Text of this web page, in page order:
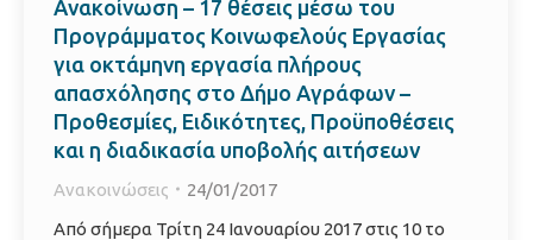
Ανακοίνωση – 17 θέσεις μέσω του
Προγράμματος Κοινωφελούς Εργασίας
για οκτάμηνη εργασία πλήρους
απασχόλησης στο Δήμο Αγράφων –
Προθεσμίες, Ειδικότητες, Προϋποθέσεις
και η διαδικασία υποβολής αιτήσεων
Ανακοινώσεις
24/01/2017
Από σήμερα Τρίτη 24 Ιανουαρίου 2017 στις 10 το